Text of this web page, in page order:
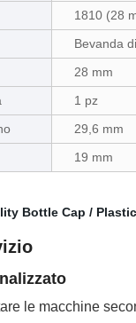
1810 (28
Bevanda
28 mm
1 pz
29,6 mm
19 mm
le macchine